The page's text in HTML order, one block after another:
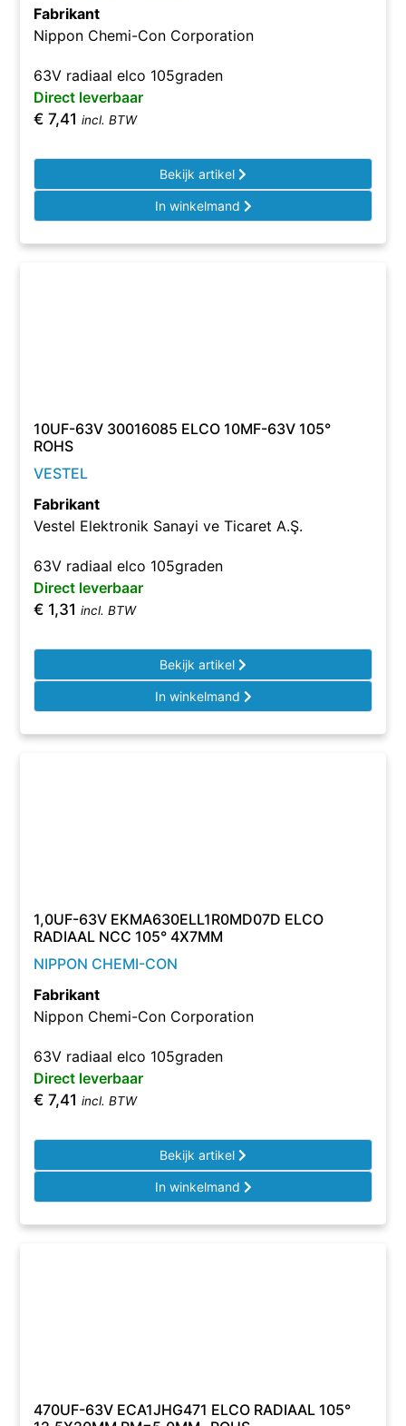
Fabrikant
Nippon Chemi-Con Corporation
63V radiaal elco 105graden
Direct leverbaar
€ 7,41 incl. BTW
Bekijk artikel
In winkelmand
10UF-63V 30016085 ELCO 10ΜF-63V 105°
ROHS
VESTEL
Fabrikant
Vestel Elektronik Sanayi ve Ticaret A.Ş.
63V radiaal elco 105graden
Direct leverbaar
€ 1,31 incl. BTW
Bekijk artikel
In winkelmand
1,0UF-63V EKMA630ELL1R0MD07D ELCO
RADIAAL NCC 105° 4X7MM
NIPPON CHEMI-CON
Fabrikant
Nippon Chemi-Con Corporation
63V radiaal elco 105graden
Direct leverbaar
€ 7,41 incl. BTW
Bekijk artikel
In winkelmand
470UF-63V ECA1JHG471 ELCO RADIAAL 105°